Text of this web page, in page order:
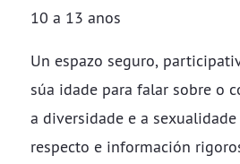
10 a 13 anos
Un espazo seguro,
súa idade para falar sobre o
a diversidade e a
respecto e información